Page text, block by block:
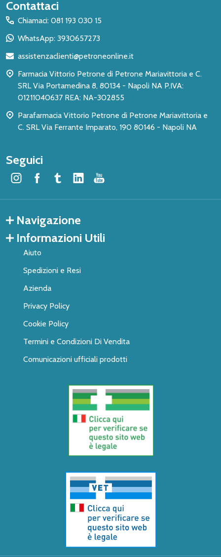
Inizio
del
piè
pagina
Contattaci
Chiamaci: 081 193 030 15
WhatsApp: 3930657273
assistenzaclienti@petroneonline.it
Farmacia Vittorio Petrone di Petrone Mariavittoria e C.
SRL Via Portamedina 8, 80134 - Napoli NA P.IVA:
01211040637 REA: NA-302855
Parafarmacia Vittorio Petrone di Petrone Mariavittoria e
C. SRL Via Ferrante Imparato, 190 80146 - Napoli NA
Seguici
Navigazione
Informazioni Utili
Aiuto
Spedizioni e Resi
Azienda
Privacy Policy
Cookie Policy
Termini e Condizioni Di Vendita
Comunicazioni ufficiali prodotti